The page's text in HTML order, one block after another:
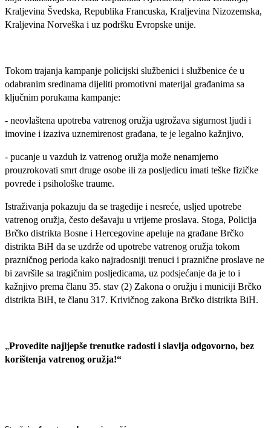
Kraljevina Švedska, Republika Francuska, Kraljevina Nizozemska,
Kraljevina Norveška i uz podršku Evropske unije.
Tokom trajanja kampanje policijski službenici i službenice će u
odabranim sredinama dijeliti promotivni materijal građanima sa
ključnim porukama kampanje:
- neovlaštena upotreba vatrenog oružja ugrožava sigurnost ljudi i
imovine i izaziva uznemirenost građana, te je legalno kažnjivo,
- pucanje u vazduh iz vatrenog oružja može nenamjerno
prouzrokovati smrt druge osobe ili za posljedicu imati teške fizičke
povrede i psihološke traume.
Istraživanja pokazuju da se tragedije i nesreće, usljed upotrebe
vatrenog oružja, često dešavaju u vrijeme proslava. Stoga, Policija
Brčko distrikta Bosne i Hercegovine apeluje na građane Brčko
distrikta BiH da se uzdrže od upotrebe vatrenog oružja tokom
prazničnog perioda kako najradosniji trenuci i praznične proslave ne
bi završile sa tragičnim posljedicama, uz podsjećanje da je to i
kažnjivo prema članu 35. stav (2) Zakona o oružju i municiji Brčko
distrikta BiH, te članu 317. Krivičnog zakona Brčko distrikta BiH.
„Provedite najljepše trenutke radosti i slavlja odgovorno, bez
korištenja vatrenog oružja!“